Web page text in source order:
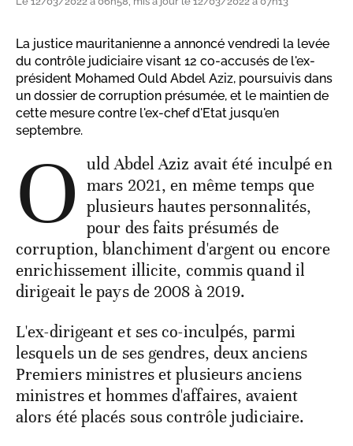
La justice mauritanienne a annoncé vendredi la levée
du contrôle judiciaire visant 12 co-accusés de l'ex-
président Mohamed Ould Abdel Aziz, poursuivis dans
un dossier de corruption présumée, et le maintien de
cette mesure contre l'ex-chef d'Etat jusqu'en
septembre.
O uld Abdel Aziz avait été inculpé en
mars 2021, en même temps que
plusieurs hautes personnalités,
pour des faits présumés de
corruption, blanchiment d'argent ou encore
enrichissement illicite, commis quand il
dirigeait le pays de 2008 à 2019.
L'ex-dirigeant et ses co-inculpés, parmi
lesquels un de ses gendres, deux anciens
Premiers ministres et plusieurs anciens
ministres et hommes d'affaires, avaient
alors été placés sous contrôle judiciaire.